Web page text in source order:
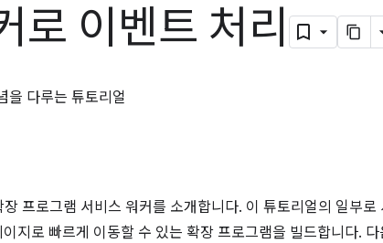
로 이벤트 처리
을 다루는 튜토리얼
프로그램 서비스 워커를 소개합니다. 이 튜토리얼의 일부로
지로 빠르게 이동할 수 있는 확장 프로그램을 빌드합니다.